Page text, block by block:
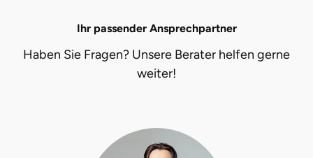
Ihr passender Ansprechpartner
Haben Sie Fragen? Unsere Berater helfen gerne
weiter!
Geiselwind